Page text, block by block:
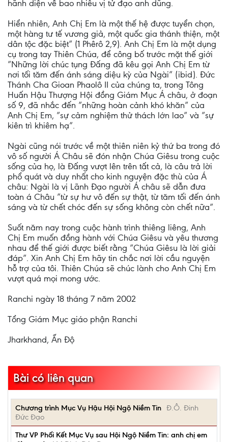
hãnh diện về bao nhiêu vị tử đạo anh dũng.
Hiển nhiên, Anh Chị Em là một thế hệ được tuyển chọn,
một hàng tư tế vương giả, một quốc gia thánh thiện, một
dân tộc đặc biệt” (1 Phêrô 2,9). Anh Chị Em là một dụng
cụ trong tay Thiên Chúa, để công bố trước mặt thế giới
”Những lời chúc tụng Đấng đã kêu gọi Anh Chị Em từ
nơi tối tăm đến ánh sáng diệu kỳ của Ngài” (ibid). Đức
Thánh Cha Gioan Phaolô II của chúng ta, trong Tông
Huấn Hậu Thượng Hội đồng Giám Mục Á châu, ở đoạn
số 9, đã nhắc đến ”những hoàn cảnh khó khăn” của
Anh Chị Em, ”sự cảm nghiệm thử thách lớn lao” và ”sự
kiên trì khiêm hạ”.
Ngài cũng nói trước về một thiên niên kỷ thứ ba trong đó
vô số người Á Châu sẽ đón nhận Chúa Giêsu trong cuộc
sống của họ, là Đấng vượt lên trên tất cả, là câu trả lời
phổ quát và duy nhất cho kinh nguyện đặc thù của Á
châu: Ngài là vị Lãnh Đạo người Á châu sẽ dẫn đưa
toàn á Châu ”từ sự hư vô đến sự thật, từ tăm tối đến ánh
sáng và từ chết chóc đến sự sống không còn chết nữa”.
Suốt năm nay trong cuộc hành trình thiêng liêng, Anh
Chị Em muốn đồng hành với Chúa Giêsu và yêu thương
nhau để thế giới được biết rằng ”Chúa Giêsu là lời giải
đáp”. Xin Anh Chị Em hãy tin chắc nơi lời cầu nguyện
hỗ trợ của tôi. Thiên Chúa sẽ chúc lành cho Anh Chị Em
vượt quá mọi mong ước.
Ranchi ngày 18 tháng 7 năm 2002
Tổng Giám Mục giáo phận Ranchi
Jharkhand, Ấn Độ
Bài có liên quan
Chương trình Mục Vụ Hậu Hội Ngộ Niềm Tin Đ.Ô. Đinh
Đức Đạo
Thư VP Phối Kết Mục Vụ sau Hội Ngộ Niềm Tin: anh chị em